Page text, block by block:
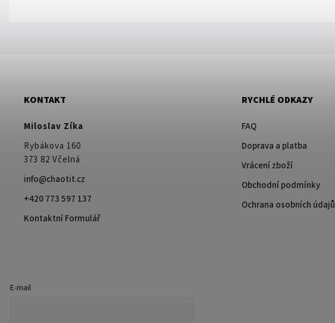
KONTAKT
Miloslav Zíka
Rybákova 160
373 82 Včelná
info@chaotit.cz
+420 773 597 137
Kontaktní Formulář
RYCHLÉ ODKAZY
FAQ
Doprava a platba
Vrácení zboží
Obchodní podmínky
Ochrana osobních údajů
E-mail